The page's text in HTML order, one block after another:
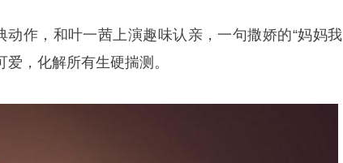
动作，和叶一茜上演趣味认亲，一句撒娇的“妈妈我
，化解所有生硬揣测。